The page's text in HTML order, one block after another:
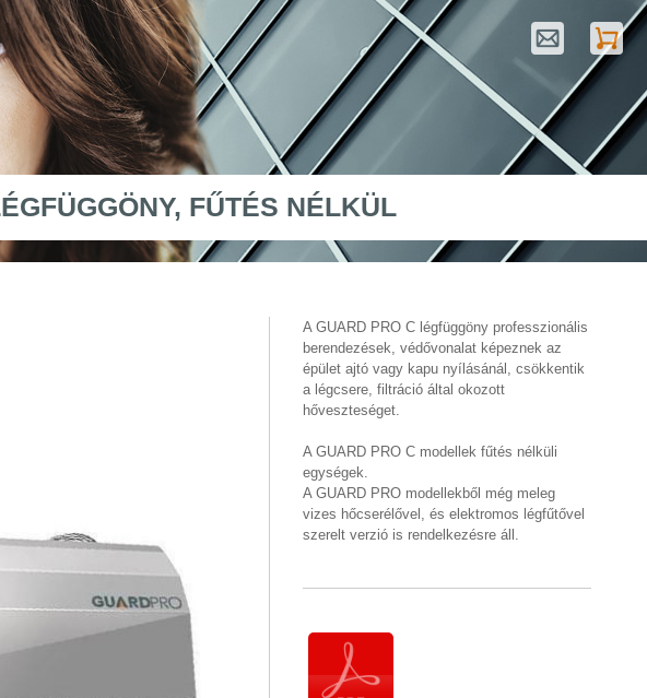
FŰTÉS NÉLKÜL
A GUARD PRO C légfüggöny professzionális
berendezések, védővonalat képeznek az
épület ajtó vagy kapu nyílásánál, csökkentik
a légcsere, filtráció által okozott
hőveszteséget.
A GUARD PRO C modellek fűtés nélküli
egységek.
A GUARD PRO modellekből még meleg
vizes hőcserélővel, és elektromos légfűtővel
szerelt verzió is rendelkezésre áll.